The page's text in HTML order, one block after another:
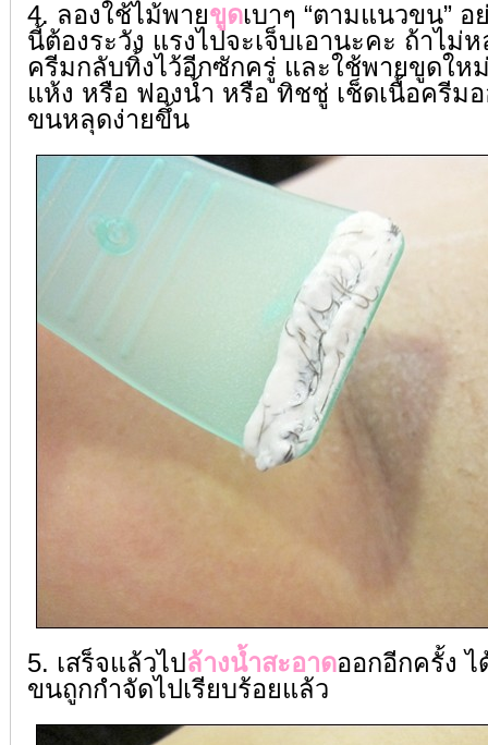
4. ลองใช้ไม้พายขูดเบาๆ “ตามแนวขน”
นี้ต้องระวัง แรงไปจะเจ็บเอานะคะ ถ้าไม่
ครีมกลับทิ้งไว้อีกซักครู่ และใช้พายขูดให
แห้ง หรือ ฟองน้ำ หรือ ทิชชู่ เช็ดเนื้อครีม
ขนหลุดง่ายขึ้น
5. เสร็จแล้วไปล้างน้ำสะอาดออกอีกครั้ง
ขนถูกกำจัดไปเรียบร้อยแล้ว